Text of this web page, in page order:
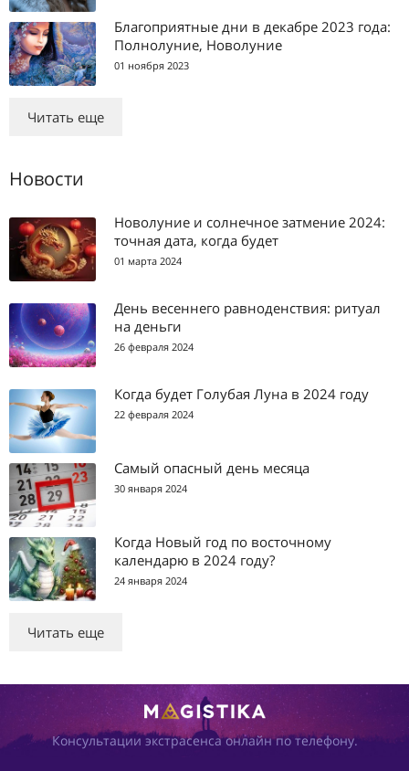
Благоприятные дни в декабре 2023 года:
Полнолуние, Новолуние
01 ноября 2023
Читать еще
Новости
Новолуние и солнечное затмение 2024:
точная дата, когда будет
01 марта 2024
День весеннего равноденствия: ритуал
на деньги
26 февраля 2024
Когда будет Голубая Луна в 2024 году
22 февраля 2024
Самый опасный день месяца
30 января 2024
Когда Новый год по восточному
календарю в 2024 году?
24 января 2024
Читать еще
Консультации экстрасенса онлайн по телефону.